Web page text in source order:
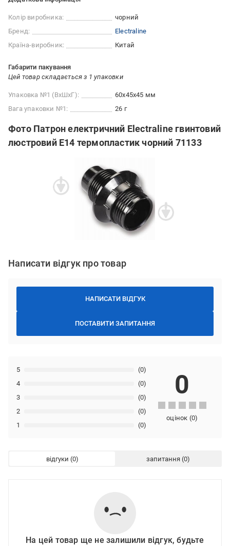
Колір виробника:
чорний
Бренд:
Electraline
Країна-виробник:
Китай
Габарити пакування
Цей товар складається з 1 упаковки
Упаковка №1 (ВхШхГ):
60x45x45 мм
Вага упаковки №1:
26 г
Фото Патрон електричний Electraline гвинтовий
люстровий E14 термопластик чорний 71133
Написати відгук про товар
НАПИСАТИ ВІДГУК
ПОСТАВИТИ ЗАПИТАННЯ
1 (0)
2 (0)
3 (0)
4 (0)
5 (0)
0
оцінок (0)
відгуки запитання
На цей товар ще не залишили відгук, будьте